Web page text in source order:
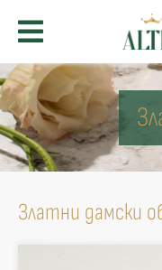
Златни дамски